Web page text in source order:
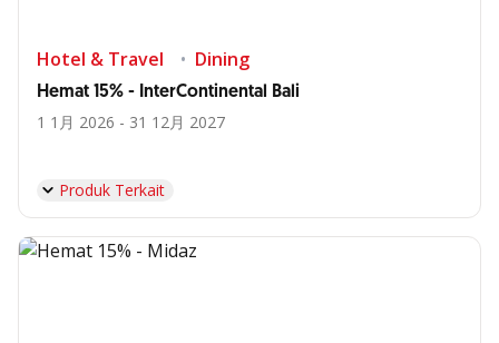
Hotel & Travel Dining
Hemat 15% - InterContinental Bali
1 1月 2026 - 31 12月 2027
Produk Terkait